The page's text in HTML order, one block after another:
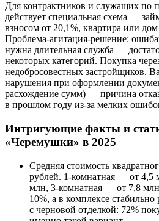
Для контрактников и служащих по
действует специальная схема —
взносом от 20,1%, квартира или
Проблема-агитация-решение:
нужна длительная служба —
некоторых категорий. Покупка
недобросовестных застройщиков.
нарушения при оформлении
расхождение сумм) — причина
в прошлом году из-за мелких
Интригующие факты и
«Черемушки» в 2025
Средняя стоимость
рублей. 1-комнатная — от 4,5
млн, 3-комнатная — от 7,8
10%, а в комплексе
с черновой отделкой: 72%